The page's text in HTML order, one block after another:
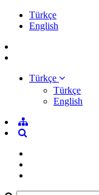
Türkçe
English
Türkçe
Türkçe
English